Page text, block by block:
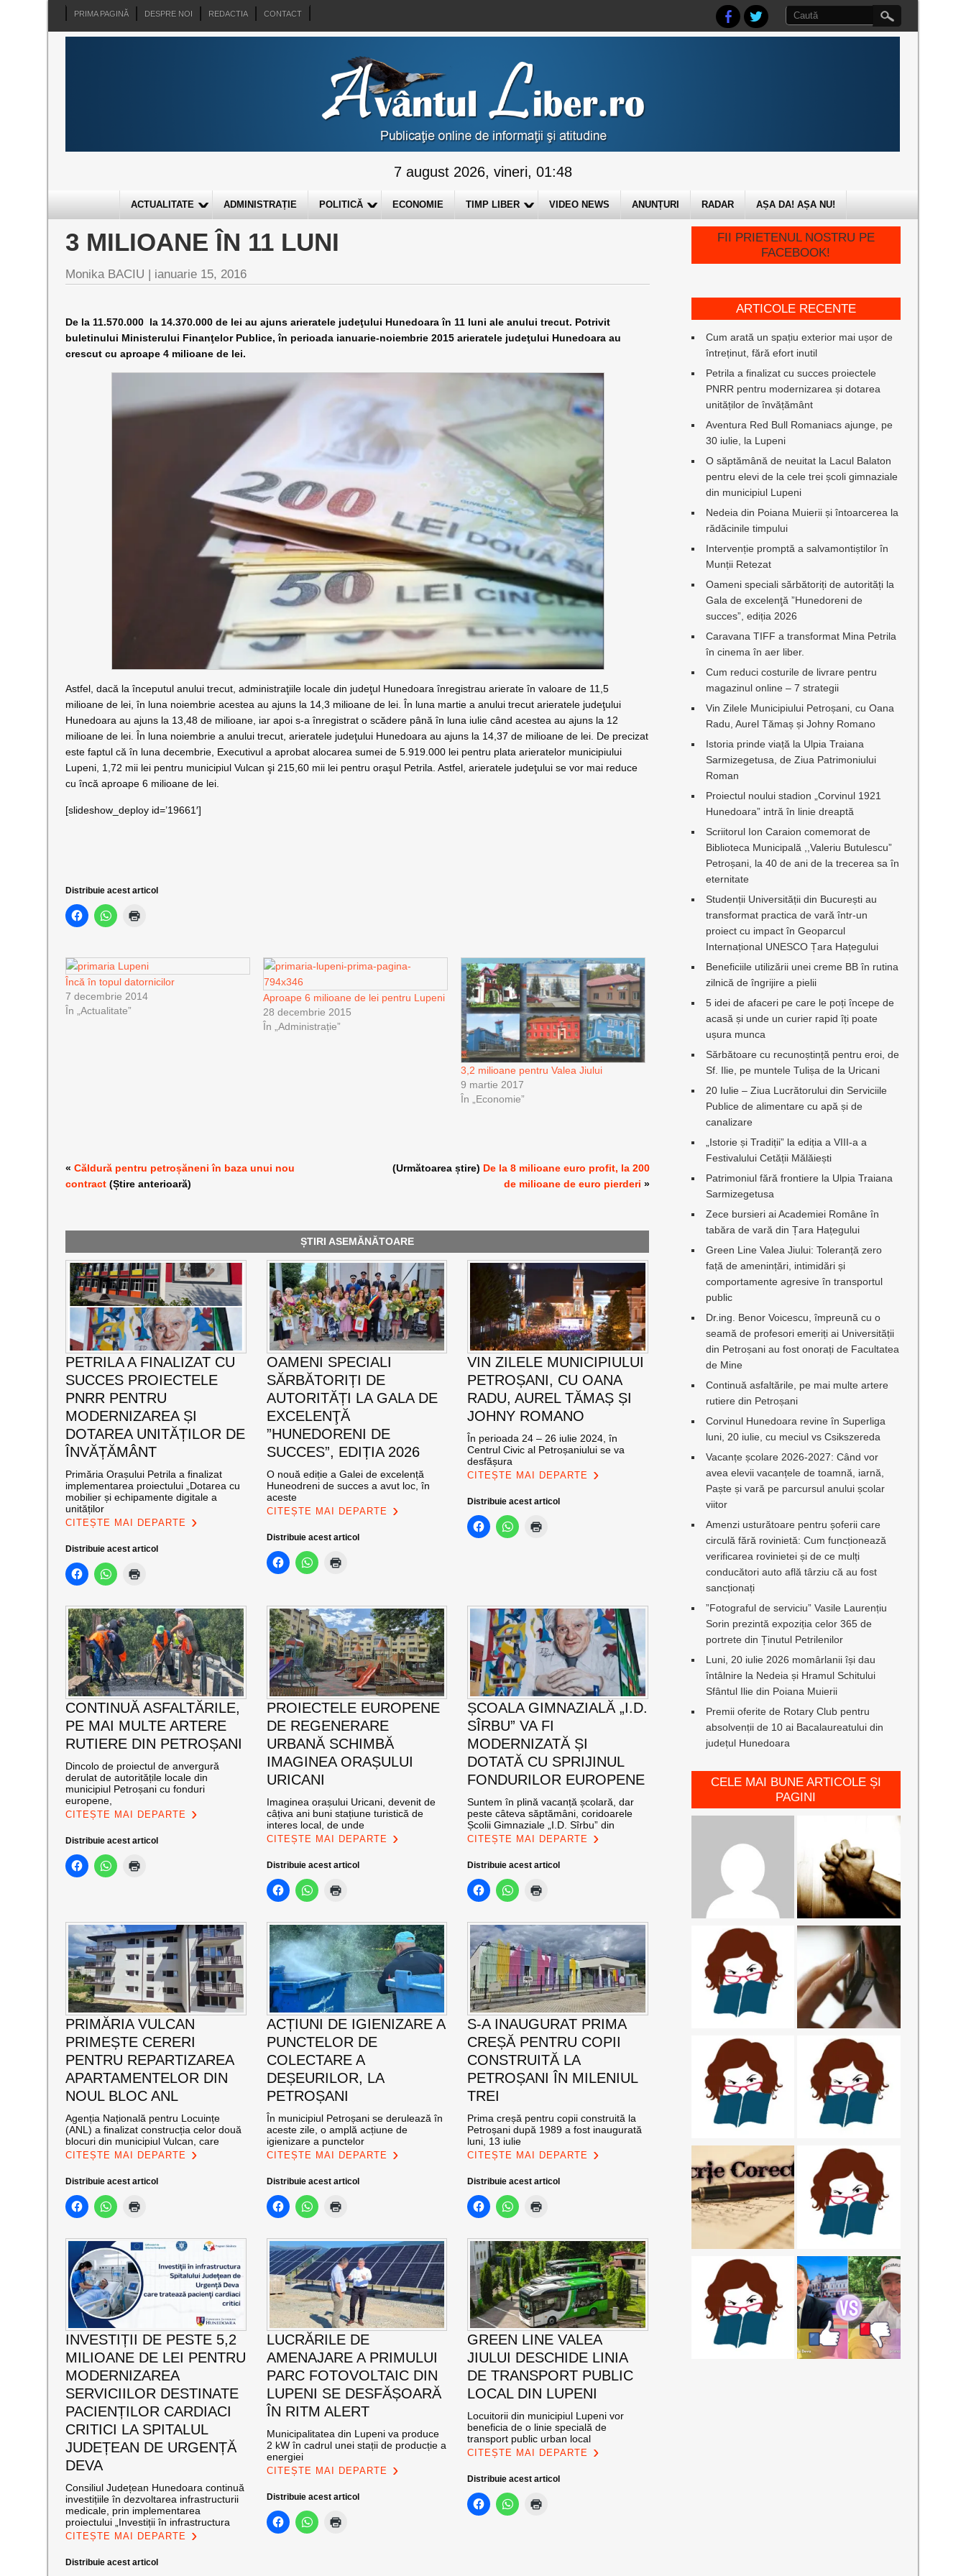
PRIMA PAGINĂ DESPRE NOI REDACTIA CONTACT
7 august 2026, vineri, 01:48
ACTUALITATE ADMINISTRAȚIE POLITICĂ ECONOMIE TIMP LIBER VIDEO NEWS ANUNȚURI RADAR AȘA DA! AȘA NU!
3 MILIOANE ÎN 11 LUNI
Monika BACIU | ianuarie 15, 2016
De la 11.570.000 la 14.370.000 de lei au ajuns arieratele judeţului Hunedoara în 11 luni ale anului trecut. Potrivit
buletinului Ministerului Finanţelor Publice, în perioada ianuarie-noiembrie 2015 arieratele judeţului Hunedoara au
crescut cu aproape 4 milioane de lei.
Astfel, dacă la începutul anului trecut, administraţiile locale din judeţul Hunedoara înregistrau arierate în valoare de 11,5
milioane de lei, în luna noiembrie acestea au ajuns la 14,3 milioane de lei. În luna martie a anului trecut arieratele judeţului
Hunedoara au ajuns la 13,48 de milioane, iar apoi s-a înregistrat o scădere până în luna iulie când acestea au ajuns la 12
milioane de lei. În luna noiembrie a anului trecut, arieratele judeţului Hunedoara au ajuns la 14,37 de milioane de lei. De precizat
este faptul că în luna decembrie, Executivul a aprobat alocarea sumei de 5.919.000 lei pentru plata arieratelor municipiului
Lupeni, 1,72 mii lei pentru municipiul Vulcan şi 215,60 mii lei pentru oraşul Petrila. Astfel, arieratele judeţului se vor mai reduce
cu încă aproape 6 milioane de lei.
[slideshow_deploy id=’19661′]
Distribuie acest articol
Încă în topul datornicilor
7 decembrie 2014
În „Actualitate”
Aproape 6 milioane de lei pentru Lupeni
28 decembrie 2015
În „Administrație”
3,2 milioane pentru Valea Jiului
9 martie 2017
În „Economie”
«Căldură pentru petroșăneni în baza unui nou
contract (Știre anterioară)
(Următoarea știre) De la 8 milioane euro profit, la 200
de milioane de euro pierderi »
ȘTIRI ASEMĂNĂTOARE
PETRILA A FINALIZAT CU
SUCCES PROIECTELE
PNRR PENTRU
MODERNIZAREA ȘI
DOTAREA UNITĂȚILOR DE
ÎNVĂȚĂMÂNT
Primăria Orașului Petrila a finalizat
implementarea proiectului „Dotarea cu
mobilier și echipamente digitale a
unităților
CITEȘTE MAI DEPARTE
Distribuie acest articol
OAMENI SPECIALI
SĂRBĂTORIȚI DE
AUTORITĂȚI LA GALA DE
EXCELENŢĂ
”HUNEDORENI DE
SUCCES”, EDIȚIA 2026
O nouă ediție a Galei de excelență
Huneodreni de succes a avut loc, în
aceste
CITEȘTE MAI DEPARTE
Distribuie acest articol
VIN ZILELE MUNICIPIULUI
PETROȘANI, CU OANA
RADU, AUREL TĂMAȘ ȘI
JOHNY ROMANO
În perioada 24 – 26 iulie 2024, în
Centrul Civic al Petroșaniului se va
desfășura
CITEȘTE MAI DEPARTE
Distribuie acest articol
CONTINUĂ ASFALTĂRILE,
PE MAI MULTE ARTERE
RUTIERE DIN PETROȘANI
Dincolo de proiectul de anvergură
derulat de autoritățile locale din
municipiul Petroșani cu fonduri
europene,
CITEȘTE MAI DEPARTE
Distribuie acest articol
PROIECTELE EUROPENE
DE REGENERARE
URBANĂ SCHIMBĂ
IMAGINEA ORAȘULUI
URICANI
Imaginea orașului Uricani, devenit de
câțiva ani buni stațiune turistică de
interes local, de unde
CITEȘTE MAI DEPARTE
Distribuie acest articol
ȘCOALA GIMNAZIALĂ „I.D.
SÎRBU” VA FI
MODERNIZATĂ ȘI
DOTATĂ CU SPRIJINUL
FONDURILOR EUROPENE
Suntem în plină vacanță școlară, dar
peste câteva săptămâni, coridoarele
Școlii Gimnaziale „I.D. Sîrbu” din
CITEȘTE MAI DEPARTE
Distribuie acest articol
PRIMĂRIA VULCAN
PRIMEȘTE CERERI
PENTRU REPARTIZAREA
APARTAMENTELOR DIN
NOUL BLOC ANL
Agenția Națională pentru Locuințe
(ANL) a finalizat construcția celor două
blocuri din municipiul Vulcan, care
CITEȘTE MAI DEPARTE
Distribuie acest articol
ACȚIUNI DE IGIENIZARE A
PUNCTELOR DE
COLECTARE A
DEȘEURILOR, LA
PETROȘANI
În municipiul Petroșani se derulează în
aceste zile, o amplă acțiune de
igienizare a punctelor
CITEȘTE MAI DEPARTE
Distribuie acest articol
S-A INAUGURAT PRIMA
CREȘĂ PENTRU COPII
CONSTRUITĂ LA
PETROȘANI ÎN MILENIUL
TREI
Prima creșă pentru copii construită la
Petroșani după 1989 a fost inaugurată
luni, 13 iulie
CITEȘTE MAI DEPARTE
Distribuie acest articol
INVESTIȚII DE PESTE 5,2
MILIOANE DE LEI PENTRU
MODERNIZAREA
SERVICIILOR DESTINATE
PACIENȚILOR CARDIACI
CRITICI LA SPITALUL
JUDEȚEAN DE URGENȚĂ
DEVA
Consiliul Județean Hunedoara continuă
investițiile în dezvoltarea infrastructurii
medicale, prin implementarea
proiectului „Investiții în infrastructura
CITEȘTE MAI DEPARTE
Distribuie acest articol
LUCRĂRILE DE
AMENAJARE A PRIMULUI
PARC FOTOVOLTAIC DIN
LUPENI SE DESFĂȘOARĂ
ÎN RITM ALERT
Municipalitatea din Lupeni va produce
2 kW în cadrul unei stații de producție a
energiei
CITEȘTE MAI DEPARTE
Distribuie acest articol
GREEN LINE VALEA
JIULUI DESCHIDE LINIA
DE TRANSPORT PUBLIC
LOCAL DIN LUPENI
Locuitorii din municipiul Lupeni vor
beneficia de o linie specială de
transport public urban local
CITEȘTE MAI DEPARTE
Distribuie acest articol
FII PRIETENUL NOSTRU PE
FACEBOOK!
ARTICOLE RECENTE
Cum arată un spațiu exterior mai ușor de
întreținut, fără efort inutil
Petrila a finalizat cu succes proiectele
PNRR pentru modernizarea și dotarea
unităților de învățământ
Aventura Red Bull Romaniacs ajunge, pe
30 iulie, la Lupeni
O săptămână de neuitat la Lacul Balaton
pentru elevi de la cele trei școli gimnaziale
din municipiul Lupeni
Nedeia din Poiana Muierii și întoarcerea la
rădăcinile timpului
Intervenție promptă a salvamontiștilor în
Munții Retezat
Oameni speciali sărbătoriți de autorități la
Gala de excelenţă ”Hunedoreni de
succes”, ediția 2026
Caravana TIFF a transformat Mina Petrila
în cinema în aer liber.
Cum reduci costurile de livrare pentru
magazinul online – 7 strategii
Vin Zilele Municipiului Petroșani, cu Oana
Radu, Aurel Tămaș și Johny Romano
Istoria prinde viață la Ulpia Traiana
Sarmizegetusa, de Ziua Patrimoniului
Roman
Proiectul noului stadion „Corvinul 1921
Hunedoara” intră în linie dreaptă
Scriitorul Ion Caraion comemorat de
Biblioteca Municipală ,,Valeriu Butulescu”
Petroșani, la 40 de ani de la trecerea sa în
eternitate
Studenții Universității din București au
transformat practica de vară într-un
proiect cu impact în Geoparcul
Internațional UNESCO Țara Hațegului
Beneficiile utilizării unei creme BB în rutina
zilnică de îngrijire a pielii
5 idei de afaceri pe care le poți începe de
acasă și unde un curier rapid îți poate
ușura munca
Sărbătoare cu recunoștință pentru eroi, de
Sf. Ilie, pe muntele Tulișa de la Uricani
20 Iulie – Ziua Lucrătorului din Serviciile
Publice de alimentare cu apă și de
canalizare
„Istorie și Tradiții” la ediția a VIII-a a
Festivalului Cetății Mălăiești
Patrimoniul fără frontiere la Ulpia Traiana
Sarmizegetusa
Zece bursieri ai Academiei Române în
tabăra de vară din Țara Hațegului
Green Line Valea Jiului: Toleranță zero
față de amenințări, intimidări și
comportamente agresive în transportul
public
Dr.ing. Benor Voicescu, împreună cu o
seamă de profesori emeriți ai Universității
din Petroșani au fost onorați de Facultatea
de Mine
Continuă asfaltările, pe mai multe artere
rutiere din Petroșani
Corvinul Hunedoara revine în Superliga
luni, 20 iulie, cu meciul vs Csikszereda
Vacanțe școlare 2026-2027: Când vor
avea elevii vacanțele de toamnă, iarnă,
Paște și vară pe parcursul anului școlar
viitor
Amenzi usturătoare pentru șoferii care
circulă fără rovinietă: Cum funcționează
verificarea rovinietei și de ce mulți
conducători auto află târziu că au fost
sancționați
”Fotograful de serviciu” Vasile Laurențiu
Sorin prezintă expoziția celor 365 de
portrete din Ținutul Petrilenilor
Luni, 20 iulie 2026 momârlanii își dau
întâlnire la Nedeia și Hramul Schitului
Sfântul Ilie din Poiana Muierii
Premii oferite de Rotary Club pentru
absolvenții de 10 ai Bacalaureatului din
județul Hunedoara
CELE MAI BUNE ARTICOLE ȘI
PAGINI